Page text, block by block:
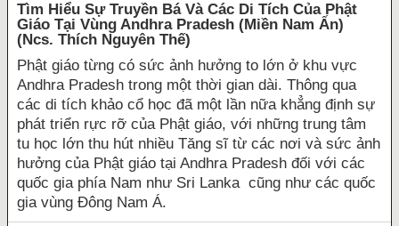
Tìm Hiểu Sự Truyền Bá Và Các Di Tích Của Phật
Giáo Tại Vùng Andhra Pradesh (miền Nam Ấn)
(ncs. Thích Nguyên Thế)
Phật giáo từng có sức ảnh hưởng to lớn ở khu vực
Andhra Pradesh trong một thời gian dài. Thông qua
các di tích khảo cổ học đã một lần nữa khẳng định sự
phát triển rực rỡ của Phật giáo, với những trung tâm
tu học lớn thu hút nhiều Tăng sĩ từ các nơi và sức ảnh
hưởng của Phật giáo tại Andhra Pradesh đối với các
quốc gia phía Nam như Sri Lanka cũng như các quốc
gia vùng Đông Nam Á.